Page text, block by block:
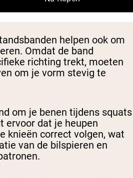
gewicht.
helpen ook om
Omdat de band
richting trekt, moeten
om je vorm stevig te
om je benen tijdens squats
ervoor dat je heupen
knieën correct volgen, wat
van de bilspieren en